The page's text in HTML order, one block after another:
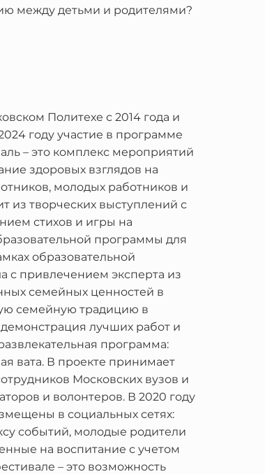
между детьми и родителями?
Политехе с 2014 года и
году участие в программе
– это комплекс мероприятий
здоровых взглядов на
молодых работников и
из творческих выступлений с
стихов и игры на
программы для
образовательной
с привлечением эксперта из
семейных ценностей в
семейную традицию в
лучших работ и
программа:
вата. В проекте принимает
Московских вузов и
и волонтеров. В 2020 году
в социальных сетях:
событий, молодые родители
на воспитание с учетом
– это возможность